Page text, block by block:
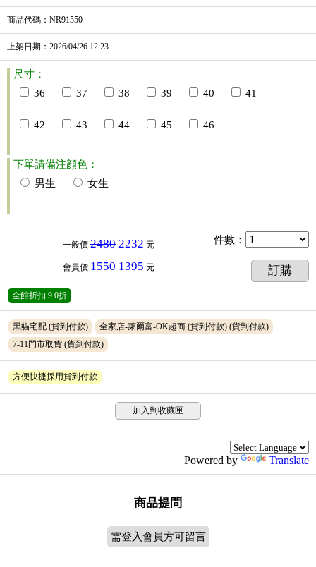
商品代碼 ：NR91550
上架日期 ：2026/04/26 12:23
尺寸：
36
37 38 39 40 41
42 43 44 45 46
下單請備注顔色：
男生
女生
一般價 2480 2232 元
會員價 1550 1395 元
件數 ：
訂購
全館折扣 9.0折
黑貓宅配 (貨到付款) 全家店-萊爾富-OK超商 (貨到付款) (貨到付款)
7-11門市取貨 (貨到付款)
方便快捷採用貨到付款
加入到收藏匣
Powered by Translate
商品提問
需登入會員方可留言